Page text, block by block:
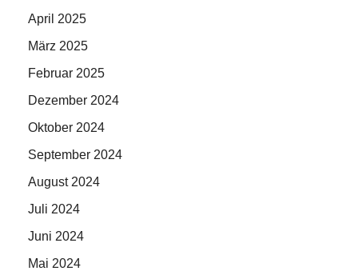
April 2025
März 2025
Februar 2025
Dezember 2024
Oktober 2024
September 2024
August 2024
Juli 2024
Juni 2024
Mai 2024